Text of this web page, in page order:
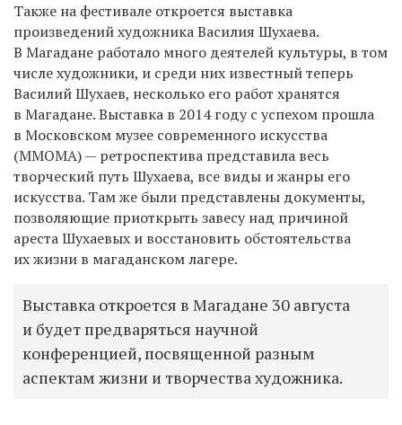
Также на фестивале откроется выставка
произведений художника Василия Шухаева.
В Магадане работало много деятелей культуры, в том
числе художники, и среди них известный теперь
Василий Шухаев, несколько его работ хранятся
в Магадане. Выставка в 2014 году с успехом прошла
в Московском музее современного искусства
(ММОМА) — ретроспектива представила весь
творческий путь Шухаева, все виды и жанры его
искусства. Там же были представлены документы,
позволяющие приоткрыть завесу над причиной
ареста Шухаевых и восстановить обстоятельства
их жизни в магаданском лагере.
Выставка откроется в Магадане 30 августа
и будет предваряться научной
конференцией, посвященной разным
аспектам жизни и творчества художника.